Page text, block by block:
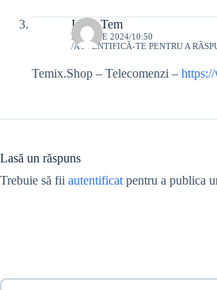
Ionut Tem
24 IUNIE 2024/10:50
AUTENTIFICĂ-TE PENTRU A
Temix.Shop – Telecomenzi –
Lasă un răspuns
Trebuie să fii autentificat pentru a publica